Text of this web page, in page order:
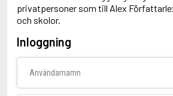
privatpersoner som till Alex
och skolor.
Inloggning